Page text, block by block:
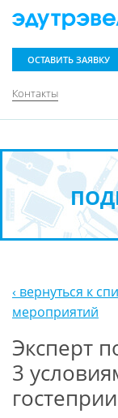
Контакты
ОСТАВИТЬ ЗАЯВКУ
‹ вернуться к
мероприятий
Эксперт
3